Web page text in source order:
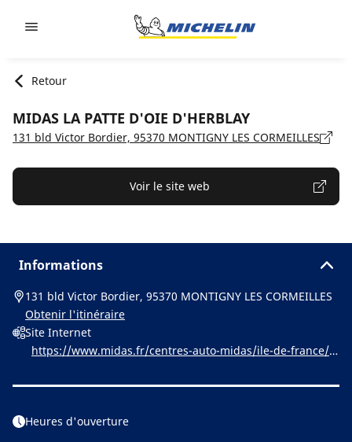
Retour
MIDAS LA PATTE D'OIE D'HERBLAY
131 bld Victor Bordier, 95370 MONTIGNY LES CORMEILLES
Voir le site web
Informations
131 bld Victor Bordier, 95370 MONTIGNY LES CORMEILLES
Obtenir l'itinéraire
Site Internet
https://www.midas.fr/centres-auto-midas/ile-de-france/v
Heures d'ouverture